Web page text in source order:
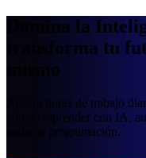
Domina la
transforma tu
mismo
Ahorra horas de trabajo
cómo emprender con IA,
nada de programación.